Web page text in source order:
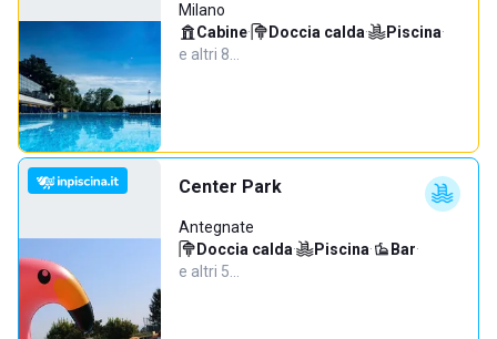
Milano
Cabine· Doccia calda· Piscina·
e altri 8…
Center Park
Antegnate
Doccia calda· Piscina· Bar·
e altri 5…